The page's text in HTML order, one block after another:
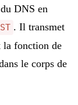
DNS en
. Il transmet
la fonction de
le corps de